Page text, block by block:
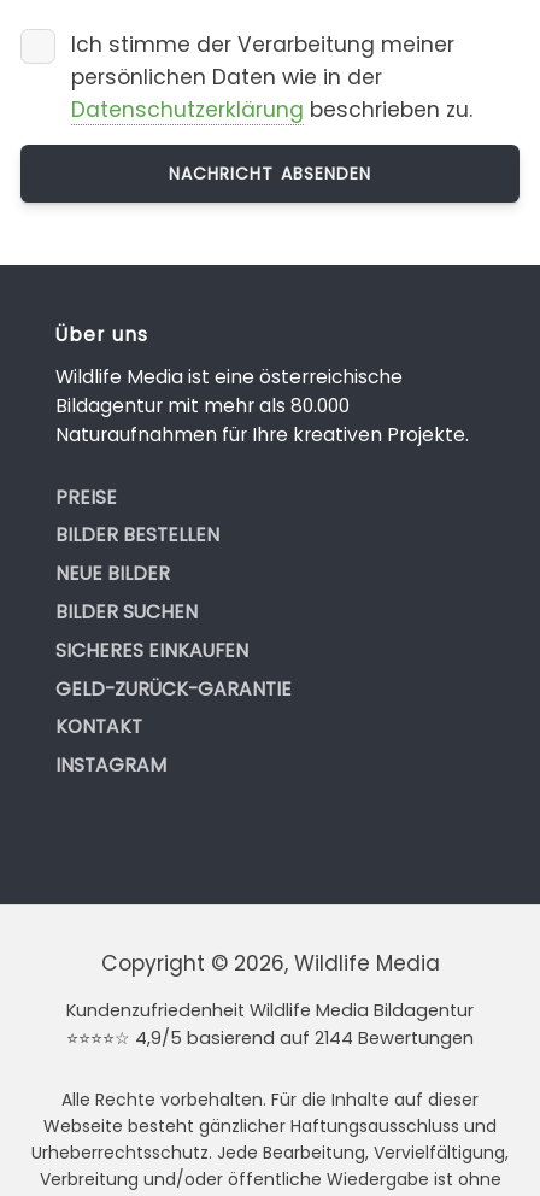
Ich stimme der Verarbeitung meiner
persönlichen Daten wie in der
Datenschutzerklärung beschrieben zu.
Über uns
Wildlife Media ist eine österreichische
Bildagentur mit mehr als 80.000
Naturaufnahmen für Ihre kreativen Projekte.
PREISE
BILDER BESTELLEN
NEUE BILDER
BILDER SUCHEN
SICHERES EINKAUFEN
GELD-ZURÜCK-GARANTIE
KONTAKT
INSTAGRAM
Copyright © 2026, Wildlife Media
Kundenzufriedenheit Wildlife Media Bildagentur
⭐⭐⭐⭐☆ 4,9/5 basierend auf 2144 Bewertungen
Alle Rechte vorbehalten. Für die Inhalte auf dieser
Webseite besteht gänzlicher Haftungsausschluss und
Urheberrechtsschutz. Jede Bearbeitung, Vervielfältigung,
Verbreitung und/oder öffentliche Wiedergabe ist ohne